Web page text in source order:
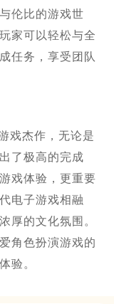
伦比的游戏世
家可以轻松与全
任务，享受团队
戏杰作，无论是
了极高的完成
戏体验，更重要
电子游戏相融
厚的文化氛围。
角色扮演游戏的
验。